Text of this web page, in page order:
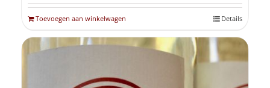
Toevoegen aan winkelwagen Details